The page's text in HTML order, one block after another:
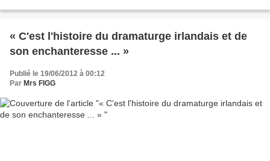
« C'est l'histoire du dramaturge irlandais et de
son enchanteresse ... »
Publié le 19/06/2012 à 00:12
Par Mrs FIGG